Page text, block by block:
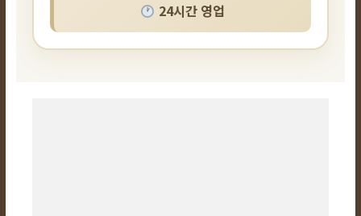
24시간 영업